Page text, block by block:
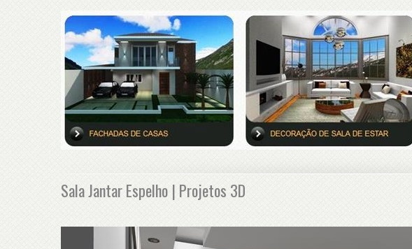
Sala Jantar Espelho | Projetos 3D